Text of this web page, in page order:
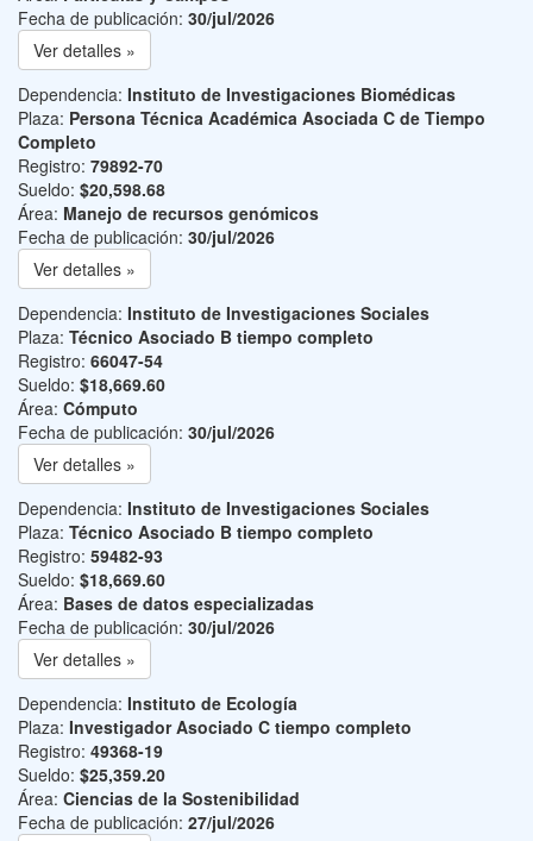
Fecha de publicación: 30/jul/2026
Ver detalles »
Dependencia: Instituto de Investigaciones Biomédicas
Plaza: Persona Técnica Académica Asociada C de Tiempo
Completo
Registro: 79892-70
Sueldo: $20,598.68
Área: Manejo de recursos genómicos
Fecha de publicación: 30/jul/2026
Ver detalles »
Dependencia: Instituto de Investigaciones Sociales
Plaza: Técnico Asociado B tiempo completo
Registro: 66047-54
Sueldo: $18,669.60
Área: Cómputo
Fecha de publicación: 30/jul/2026
Ver detalles »
Dependencia: Instituto de Investigaciones Sociales
Plaza: Técnico Asociado B tiempo completo
Registro: 59482-93
Sueldo: $18,669.60
Área: Bases de datos especializadas
Fecha de publicación: 30/jul/2026
Ver detalles »
Dependencia: Instituto de Ecología
Plaza: Investigador Asociado C tiempo completo
Registro: 49368-19
Sueldo: $25,359.20
Área: Ciencias de la Sostenibilidad
Fecha de publicación: 27/jul/2026